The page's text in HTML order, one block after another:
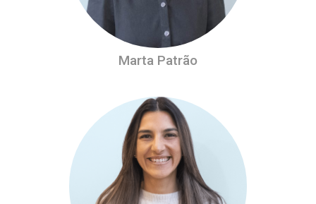
Marta Patrão